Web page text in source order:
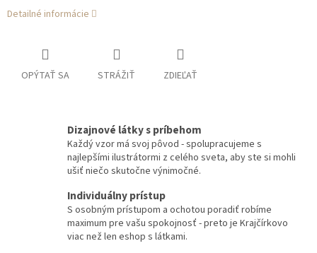
Detailné informácie
OPÝTAŤ SA STRÁŽIŤ ZDIEĽAŤ
Dizajnové látky s príbehom
Každý vzor má svoj pôvod - spolupracujeme s
najlepšími ilustrátormi z celého sveta, aby ste si mohli
ušiť niečo skutočne výnimočné.
Individuálny prístup
S osobným prístupom a ochotou poradiť robíme
maximum pre vašu spokojnosť - preto je Krajčírkovo
viac než len eshop s látkami.